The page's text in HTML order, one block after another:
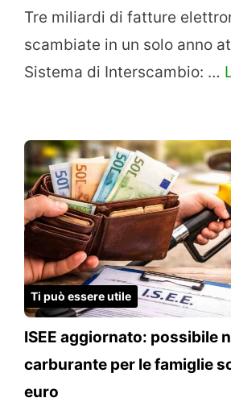
Tre miliardi di fatture
scambiate in un solo anno
Sistema di Interscambio: …
Ti può essere utile
ISEE aggiornato: possibile
carburante per le famiglie
euro